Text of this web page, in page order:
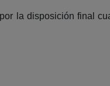
la disposición final